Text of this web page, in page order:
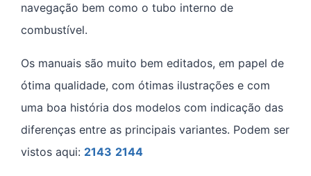
navegação bem como o tubo interno de
combustível.
Os manuais são muito bem editados, em papel de
ótima qualidade, com ótimas ilustrações e com
uma boa história dos modelos com indicação das
diferenças entre as principais variantes. Podem ser
vistos aqui: 2143 2144